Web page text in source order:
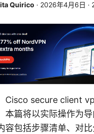
Quirico · 2026年4月6日 ·
Cisco secure client
本篇将以实际操作为
容包括步骤清单、对